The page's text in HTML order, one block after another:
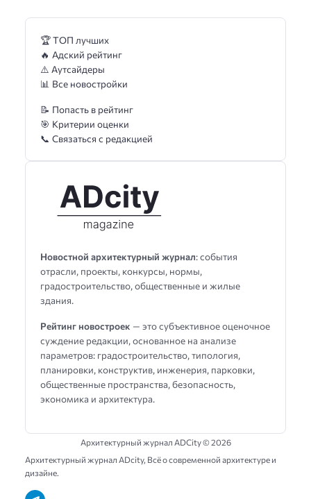
Новостной архитектурный журнал: события
отрасли, проекты, конкурсы, нормы,
градостроительство, общественные и жилые
здания.
Рейтинг новостроек — это субъективное оценочное
суждение редакции, основанное на анализе
параметров: градостроительство, типология,
планировки, конструктив, инженерия, парковки,
общественные пространства, безопасность,
экономика и архитектура.
🏆 ТОП лучших
🔥 Адский рейтинг
⚠️ Аутсайдеры
📊 Все новостройки
📝 Попасть в рейтинг
🎯 Критерии оценки
📞 Связаться с редакцией
Архитектурный журнал ADCity ©2026
Архитектурный журнал ADсity, Всё о современной архитектуре и
дизайне.